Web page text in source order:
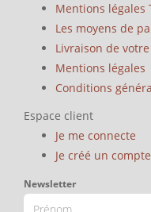
Mentions légales
Les moyens de
Livraison de
Mentions légales
Conditions
Espace client
Je me connecte
Je créé un compte
Newsletter